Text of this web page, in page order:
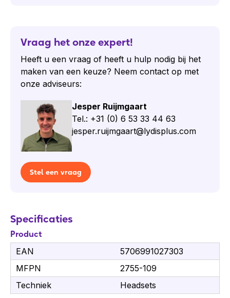
Vergaderruimtes
Microsoft Teams-vergaderingen
Hybride meetings
Thuiswerkplekken
Inhoud van de doos
Jabra Speak2 55 MS Teams speakerphone
USB-kabel
Documentatie
Specificaties Jabra Speak2 55 MS
Teams
Certificering: Microsoft Teams
Microfoonopname: 360 graden
Gebruik: professioneel
Toepassing: vergader- en audioconferenties
Ontwerp: draagbaar
Vraag het onze expert!
Heeft u een vraag of heeft u hulp nodig bij het
maken van een keuze? Neem contact op met
onze adviseurs:
Jesper Ruijmgaart
Tel.: +31 (0) 6 53 33 44 63
jesper.ruijmgaart@lydisplus.com
Stel een vraag
Specificaties
Product
EAN
5706991027303
MFPN
2755-109
Techniek
Headsets